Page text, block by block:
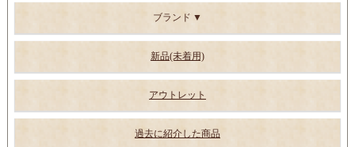
ブランド
新品(未着用)
アウトレット
過去に紹介した商品